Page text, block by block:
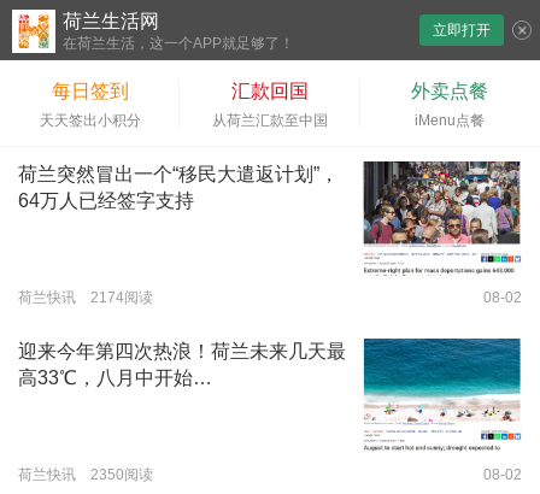
荷兰生活网
在荷兰生活，这一个APP就足够了！
立即打开
每日签到
天天签出小积分
汇款回国
从荷兰汇款至中国
外卖点餐
iMenu点餐
荷兰突然冒出一个“移民大遣返计划”，
64万人已经签字支持
荷兰快讯 2174阅读 08-02
迎来今年第四次热浪！荷兰未来几天最
高33℃，八月中开始…
荷兰快讯 2350阅读 08-02